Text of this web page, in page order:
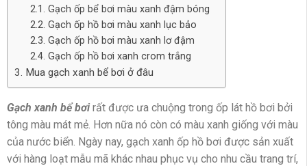
2.1. Gạch ốp bể bơi màu xanh đậm bóng
2.2. Gạch ốp hồ bơi màu xanh lục bảo
2.3. Gạch ốp hồ bơi màu xanh lơ đậm
2.4. Gạch ốp hồ bơi xanh crom trắng
3. Mua gạch xanh bể bơi ở đâu
Gạch xanh bể bơi rất được ưa chuộng trong ốp lát hồ bơi bởi
tông màu mát mẻ. Hơn nữa nó còn có màu xanh giống với màu
của nước biển. Ngày nay, gạch xanh ốp hồ bơi được sản xuất
với hàng loạt mẫu mã khác nhau phục vụ cho nhu cầu trang trí,